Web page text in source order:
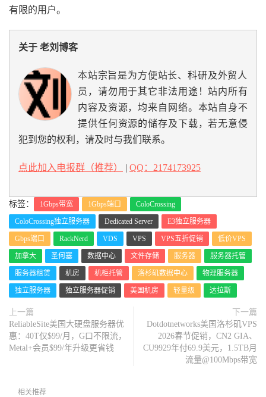
有限的用户。
关于 老刘博客
本站宗旨是为方便站长、科研及外贸人
员，请勿用于其它非法用途！站内所有
内容及资源，均来自网络。本站自身不
提供任何资源的储存及下载，若无意侵
犯到您的权利，请及时与我们联系。
点此加入电报群（推荐） | QQ：2174173925
标签： 1Gbps带宽 1Gbps端口 ColoCrossing
ColoCrossing独立服务器 Dedicated Server E3独立服务器
Gbps端口 RackNerd VDS VPS VPS五折促销 低价VPS
加拿大 圣何塞 数据中心 文件存储 服务器 服务器托管
服务器租赁 机房 机柜托管 洛杉矶数据中心 物理服务器
独立服务器 独立服务器促销 美国机房 轻量级 达拉斯
上一篇
ReliableSite美国大硬盘服务器优
惠：40T仅$99/月，G口不限流，
Metal+会员$99/年升级更省钱
下一篇
Dotdotnetworks美国洛杉矶VPS
2026春节促销，CN2 GIA、
CU9929年付69.9美元，1.5TB月
流量@100Mbps带宽
相关推荐